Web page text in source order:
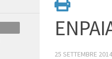
25 SETTEMBRE 2014